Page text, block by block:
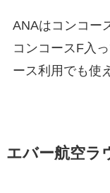
ANAはコンコー
コンコースF入
ース利用でも使
エバー航空ラ